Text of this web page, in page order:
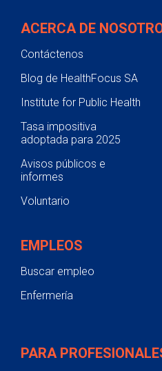
ACERCA DE
Contáctenos
Blog de HealthFocus SA
Institute for Public Health
Tasa impositiva
adoptada para 2025
Avisos públicos e
informes
Voluntario
EMPLEOS
Buscar empleo
Enfermería
PARA